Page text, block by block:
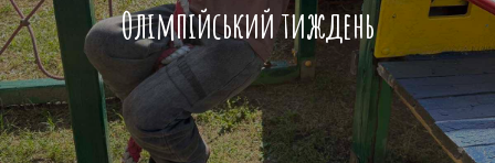
Олімпійський тиждень